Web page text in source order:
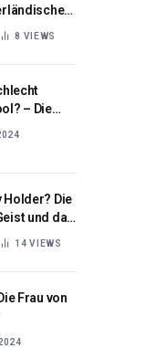
8 VIEWS
– Die
Holder? Die
und das
hinter
14VIEWS
Frau von